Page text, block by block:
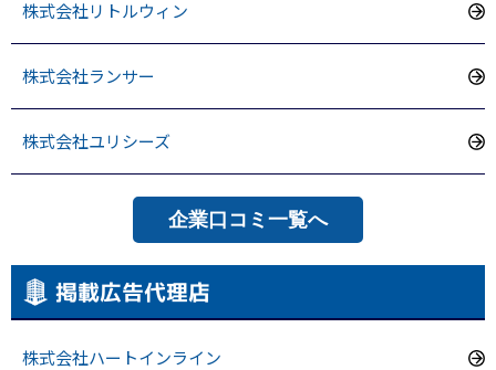
株式会社リトルウィン
株式会社ランサー
株式会社ユリシーズ
企業口コミ一覧へ
掲載広告代理店
株式会社ハートインライン